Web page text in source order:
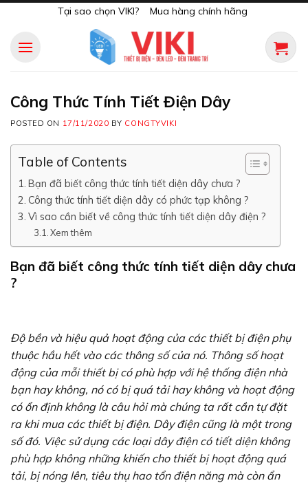
content
Tại sao chọn VIKI? Mua hàng chính hãng
Công Thức Tính Tiết Điện Dây
POSTED ON 17/11/2020 BY CONGTYVIKI
Table of Contents
Bạn đã biết công thức tính tiết diện dây chưa ?
Công thức tính tiết diện dây có phức tạp không ?
Vì sao cần biết về công thức tính tiết diện dây điện ?
Xem thêm
Bạn đã biết công thức tính tiết diện dây chưa
?
Độ bền và hiệu quả hoạt động của các thiết bị điện phụ
thuộc hầu hết vào các thông số của nó. Thông số hoạt
động của mỗi thiết bị có phù hợp với hệ thống điện nhà
bạn hay không, nó có bị quá tải hay không và hoạt động
có ổn định không là câu hỏi mà chúng ta rất cần tự đặt
ra khi mua các thiết bị điện. Dây điện cũng là một trong
số đó. Việc sử dụng các loại dây điện có tiết diện không
phù hợp không những khiến cho thiết bị hoạt động quá
tải, bị nóng lên, tiêu thụ hao tổn điện năng mà còn ẩn